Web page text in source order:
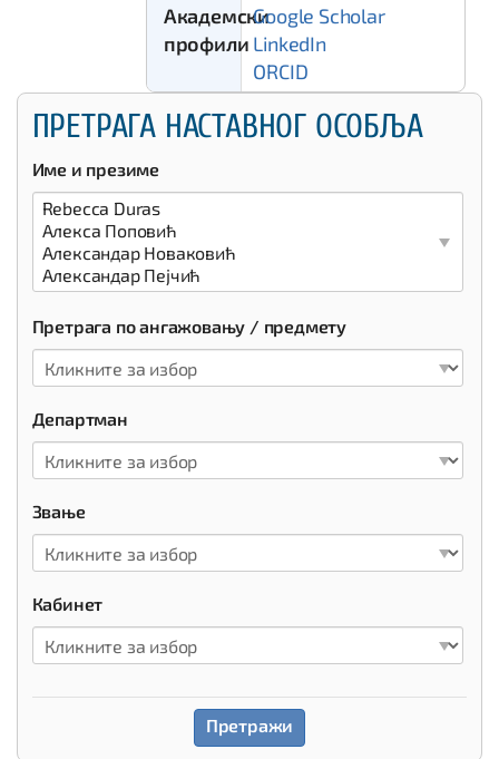
Академски
профили
Google Scholar
LinkedIn
ORCID
ПРЕТРАГА НАСТАВНОГ ОСОБЉА
Име и презиме
Претрага по ангажовању / предмету
Департман
Звање
Кабинет